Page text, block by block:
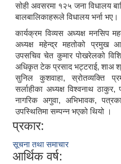
सोही अवसरमा १२५ जना विधालय
बालबालिकाहरूले विधालय भर्ना भए।
कार्यक्रम विव्यस अध्यक्ष मनसिप
अध्यक्ष महेन्द्र महतोको प्रमुख
उपसचिव चेत कुमार पोखरेलको
अधिकृत टेक प्रसाद भट्टराई, शाअ
सुनिल कुशवाहा, स्रोतव्यक्ति
सर्लाहीका अध्यक्ष विश्वनाथ
नागरिक अगुवा, अभिभावक,
उपस्थितिमा सम्पन्न भएको थियो ।
प्रकार:
सूचना तथा समाचार
आर्थिक वर्ष: